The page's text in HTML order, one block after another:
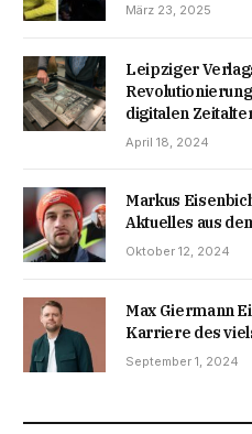
März 23, 2025
Leipziger
digitalen
April 18, 2024
Markus
Aktuelles aus
Oktober 12, 2024
Max Giermann
Karriere des
September 1, 2024